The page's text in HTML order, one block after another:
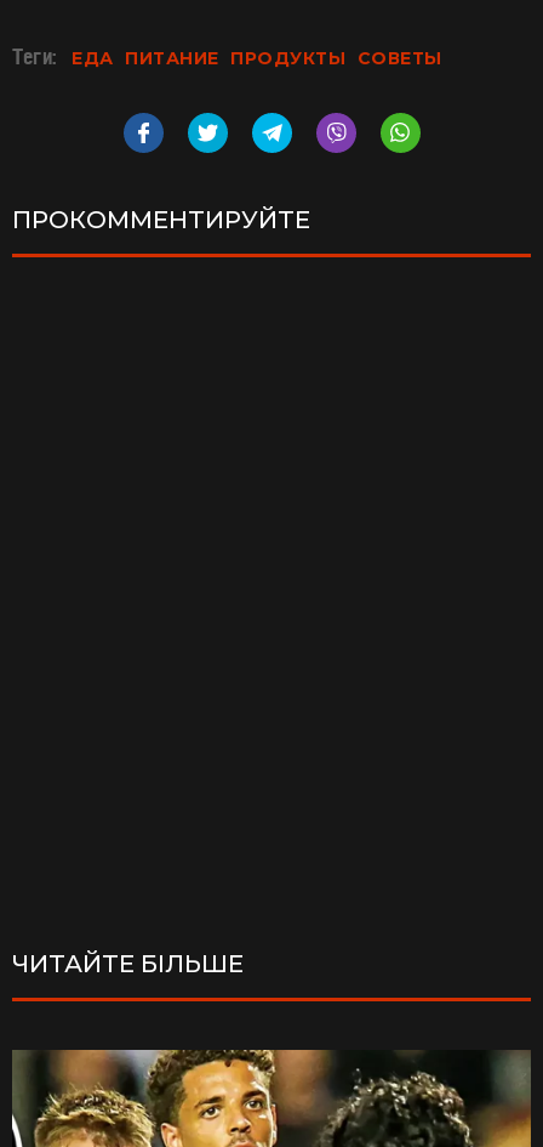
Теги: ЕДА ПИТАНИЕ ПРОДУКТЫ СОВЕТЫ
ПРОКОММЕНТИРУЙТЕ
ЧИТАЙТЕ БІЛЬШЕ